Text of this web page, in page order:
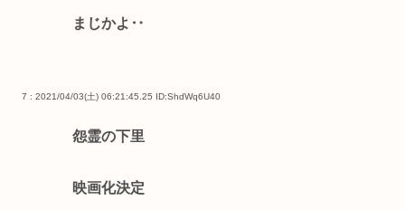
まじかよ‥
7 : 2021/04/03(土) 06:21:45.25 ID:ShdWq6U40
怨霊の下里
映画化決定